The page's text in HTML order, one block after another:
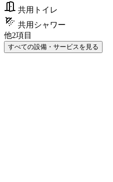
共用トイレ
共用シャワー
他2項目
すべての設備・サービスを見る